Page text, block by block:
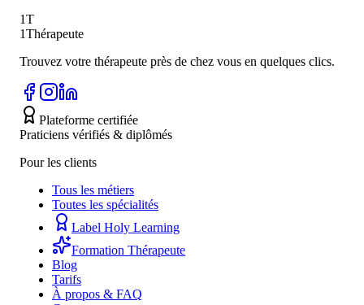
1T
1Thérapeute
Trouvez votre thérapeute près de chez vous en quelques clics.
Plateforme certifiée
Praticiens vérifiés & diplômés
Pour les clients
Tous les métiers
Toutes les spécialités
Label Holy Learning
Formation Thérapeute
Blog
Tarifs
À propos & FAQ